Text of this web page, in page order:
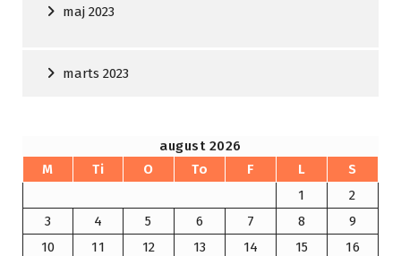
maj 2023
marts 2023
august 2026
M
Ti O To F L
S
1
2
3
4 5 6 7 8
9
10
11 12 13 14 15
16